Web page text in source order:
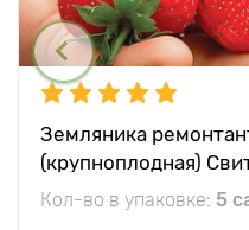
Земляника
(крупноплодная)
Кол-во в упаковке: 5